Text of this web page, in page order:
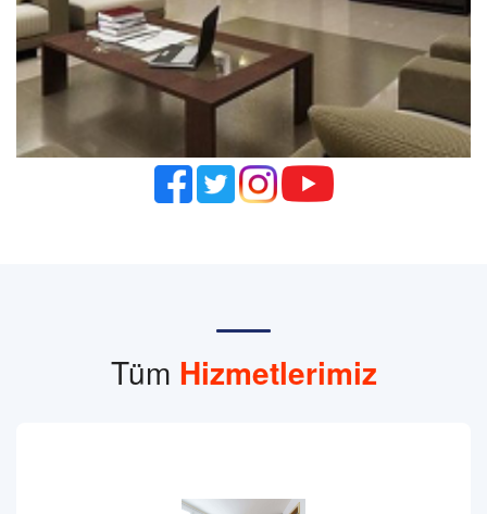
Tüm Hizmetlerimiz